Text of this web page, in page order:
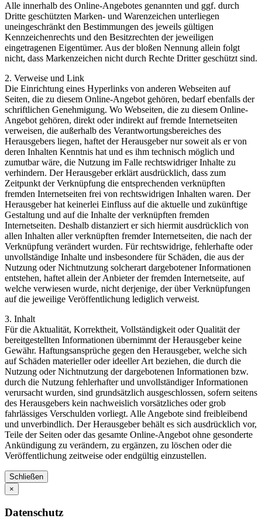
Alle innerhalb des Online-Angebotes genannten und ggf. durch
Dritte geschützten Marken- und Warenzeichen unterliegen
uneingeschränkt den Bestimmungen des jeweils gültigen
Kennzeichenrechts und den Besitzrechten der jeweiligen
eingetragenen Eigentümer. Aus der bloßen Nennung allein folgt
nicht, dass Markenzeichen nicht durch Rechte Dritter geschützt sind.
2. Verweise und Link
Die Einrichtung eines Hyperlinks von anderen Webseiten auf
Seiten, die zu diesem Online-Angebot gehören, bedarf ebenfalls der
schriftlichen Genehmigung. Wo Webseiten, die zu diesem Online-
Angebot gehören, direkt oder indirekt auf fremde Internetseiten
verweisen, die außerhalb des Verantwortungsbereiches des
Herausgebers liegen, haftet der Herausgeber nur soweit als er von
deren Inhalten Kenntnis hat und es ihm technisch möglich und
zumutbar wäre, die Nutzung im Falle rechtswidriger Inhalte zu
verhindern. Der Herausgeber erklärt ausdrücklich, dass zum
Zeitpunkt der Verknüpfung die entsprechenden verknüpften
fremden Internetseiten frei von rechtswidrigen Inhalten waren. Der
Herausgeber hat keinerlei Einfluss auf die aktuelle und zukünftige
Gestaltung und auf die Inhalte der verknüpften fremden
Internetseiten. Deshalb distanziert er sich hiermit ausdrücklich von
allen Inhalten aller verknüpften fremder Internetseiten, die nach der
Verknüpfung verändert wurden. Für rechtswidrige, fehlerhafte oder
unvollständige Inhalte und insbesondere für Schäden, die aus der
Nutzung oder Nichtnutzung solcherart dargebotener Informationen
entstehen, haftet allein der Anbieter der fremden Internetseite, auf
welche verwiesen wurde, nicht derjenige, der über Verknüpfungen
auf die jeweilige Veröffentlichung lediglich verweist.
3. Inhalt
Für die Aktualität, Korrektheit, Vollständigkeit oder Qualität der
bereitgestellten Informationen übernimmt der Herausgeber keine
Gewähr. Haftungsansprüche gegen den Herausgeber, welche sich
auf Schäden materieller oder ideeller Art beziehen, die durch die
Nutzung oder Nichtnutzung der dargebotenen Informationen bzw.
durch die Nutzung fehlerhafter und unvollständiger Informationen
verursacht wurden, sind grundsätzlich ausgeschlossen, sofern seitens
des Herausgebers kein nachweislich vorsätzliches oder grob
fahrlässiges Verschulden vorliegt. Alle Angebote sind freibleibend
und unverbindlich. Der Herausgeber behält es sich ausdrücklich vor,
Teile der Seiten oder das gesamte Online-Angebot ohne gesonderte
Ankündigung zu verändern, zu ergänzen, zu löschen oder die
Veröffentlichung zeitweise oder endgültig einzustellen.
Schließen
×
Datenschutz